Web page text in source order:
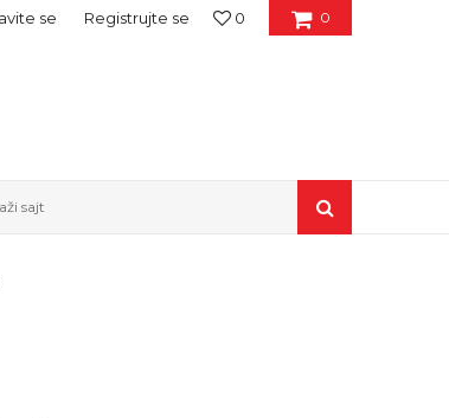
0
0
se Registrujte se
sajt